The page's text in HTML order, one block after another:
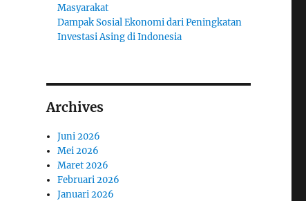
Masyarakat
Dampak Sosial Ekonomi dari Peningkatan
Investasi Asing di Indonesia
Archives
Juni 2026
Mei 2026
Maret 2026
Februari 2026
Januari 2026